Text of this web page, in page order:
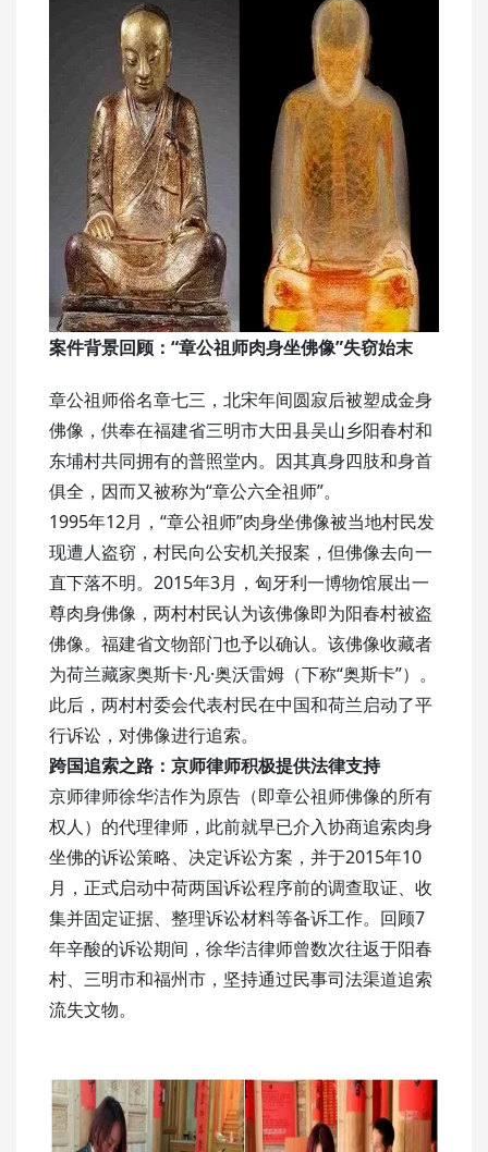
案件背景回顾： “章公祖师肉身坐佛像”失窃始末
章公祖师俗名章七三，北宋年间圆寂后被塑成金身
佛像，供奉在福建省三明市大田县吴山乡阳春村和
东埔村共同拥有的普照堂内。因其真身四肢和身首
俱全，因而又被称为“章公六全祖师”。
1995年12月，“章公祖师”肉身坐佛像被当地村民发
现遭人盗窃，村民向公安机关报案，但佛像去向一
直下落不明。2015年3月，匈牙利一博物馆展出一
尊肉身佛像，两村村民认为该佛像即为阳春村被盗
佛像。福建省文物部门也予以确认。该佛像收藏者
为荷兰藏家奥斯卡·凡·奥沃雷姆（下称“奥斯卡”）。
此后，两村村委会代表村民在中国和荷兰启动了平
行诉讼，对佛像进行追索。
跨国追索之路： 京师律师积极提供法律支持
京师律师徐华洁作为原告（即章公祖师佛像的所有
权人）的代理律师，此前就早已介入协商追索肉身
坐佛的诉讼策略、决定诉讼方案，并于2015年10
月，正式启动中荷两国诉讼程序前的调查取证、收
集并固定证据、整理诉讼材料等备诉工作。回顾7
年辛酸的诉讼期间，徐华洁律师曾数次往返于阳春
村、三明市和福州市，坚持通过民事司法渠道追索
流失文物。